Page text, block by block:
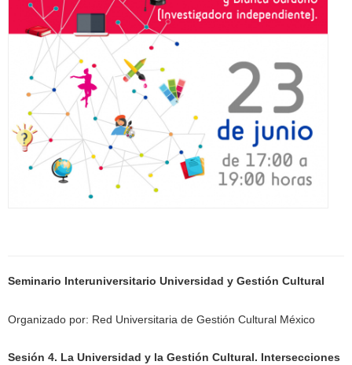
Seminario Interuniversitario Universidad y Gestión Cultural
Organizado por: Red Universitaria de Gestión Cultural México
Sesión 4. La Universidad y la Gestión Cultural. Intersecciones